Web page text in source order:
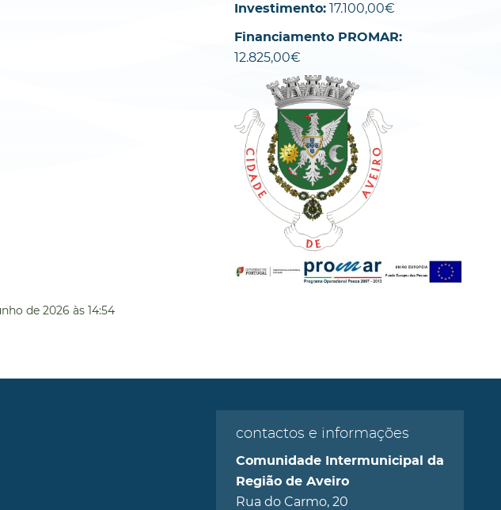
Investimento: 17.100,00€
Financiamento PROMAR:
12.825,00€
de 2026 às 14:54
contactos e informações
Comunidade Intermunicipal da
Região de Aveiro
Rua do Carmo, 20